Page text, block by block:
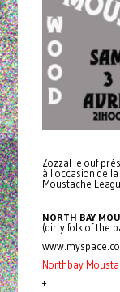
Zozzal le ouf
à l'occasion de
Moustache
NORTH BAY
(dirty folk of the
Northbay
+